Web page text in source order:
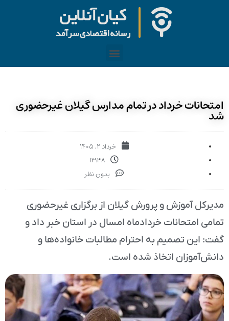
امتحانات خرداد در تمام مدارس گیلان غیرحضوری
شد
خرداد ۲, ۱۴۰۵
۱۳:۳۸
بدون نظر
مدیرکل آموزش و پرورش گیلان از برگزاری غیرحضوری
تمامی امتحانات خردادماه امسال در استان خبر داد و
گفت: این تصمیم به احترام مطالبات خانواده‌ها و
دانش‌آموزان اتخاذ شده است.